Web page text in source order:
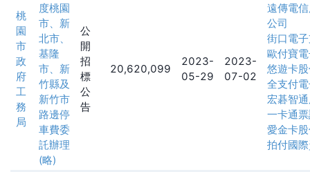
桃
園
市
政
府
工
務
局
度桃園
市、新
北市、
基隆
市、新
竹縣及
新竹市
路邊停
車費委
託辦理
(略)
公
開
招
標
公
告
20,620,099
2023-
05-29
2023-
07-02
遠傳電
公司
街口電
歐付寶
悠遊卡
全支付
宏碁智
一卡通
愛金卡
拍付國